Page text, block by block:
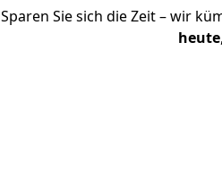
Sparen Sie sich die Zeit – wir
heute